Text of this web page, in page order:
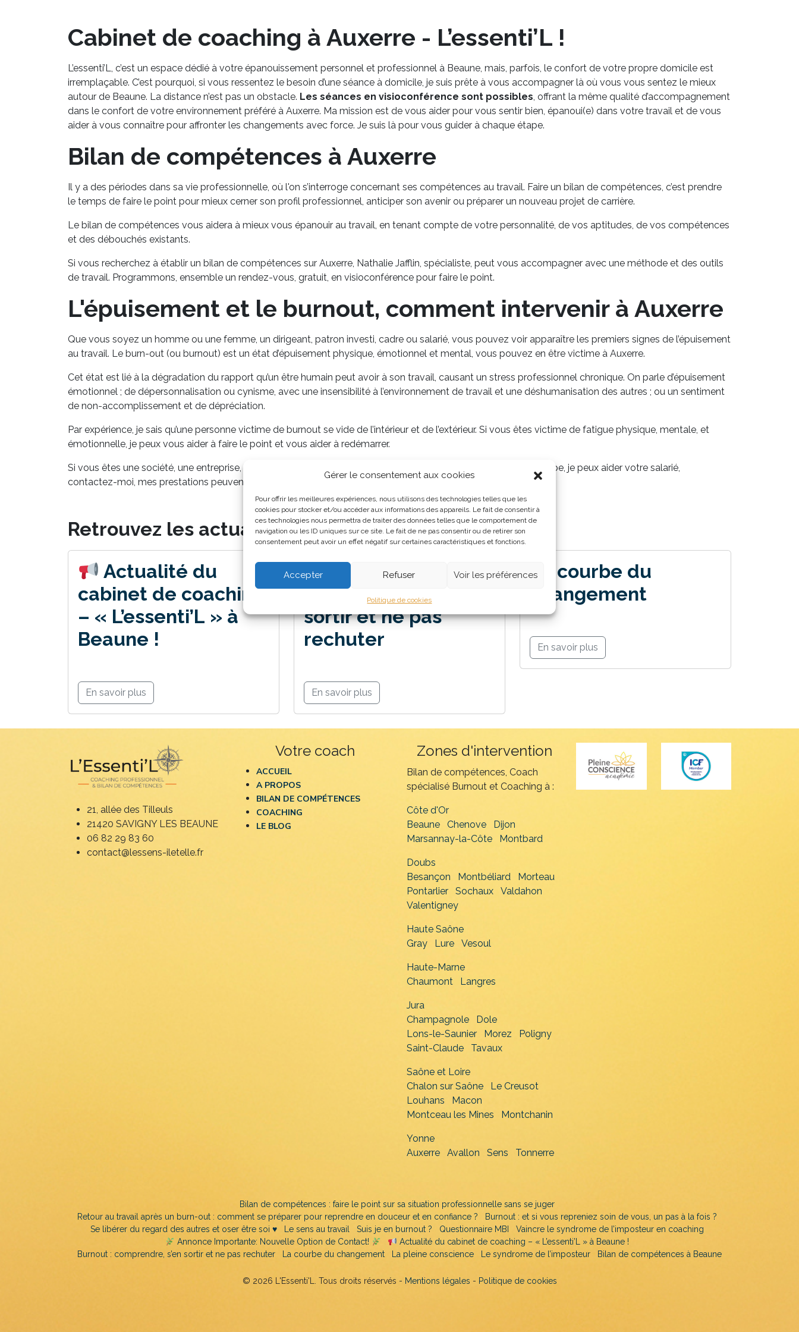
Gérer le consentement aux cookies
Pour offrir les meilleures expériences, nous utilisons des technologies telles que les
cookies pour stocker et/ou accéder aux informations des appareils. Le fait de consentir à
ces technologies nous permettra de traiter des données telles que le comportement de
navigation ou les ID uniques sur ce site. Le fait de ne pas consentir ou de retirer son
consentement peut avoir un effet négatif sur certaines caractéristiques et fonctions.
Accepter Refuser Voir les préférences
Politique de cookies
Cabinet de coaching à Auxerre - L’essenti’L !
L’essenti’L, c’est un espace dédié à votre épanouissement personnel et professionnel à Beaune, mais, parfois, le confort de votre propre domicile est
irremplaçable. C’est pourquoi, si vous ressentez le besoin d’une séance à domicile, je suis prête à vous accompagner là où vous vous sentez le mieux
autour de Beaune. La distance n’est pas un obstacle. Les séances en visioconférence sont possibles, offrant la même qualité d’accompagnement
dans le confort de votre environnement préféré à Auxerre. Ma mission est de vous aider pour vous sentir bien, épanoui(e) dans votre travail et de vous
aider à vous connaître pour affronter les changements avec force. Je suis là pour vous guider à chaque étape.
Bilan de compétences à Auxerre
Il y a des périodes dans sa vie professionnelle, où l'on s’interroge concernant ses compétences au travail. Faire un bilan de compétences, c’est prendre
le temps de faire le point pour mieux cerner son profil professionnel, anticiper son avenir ou préparer un nouveau projet de carrière.
Le bilan de compétences vous aidera à mieux vous épanouir au travail, en tenant compte de votre personnalité, de vos aptitudes, de vos compétences
et des débouchés existants.
Si vous recherchez à établir un bilan de compétences sur Auxerre, Nathalie Jafflin, spécialiste, peut vous accompagner avec une méthode et des outils
de travail. Programmons, ensemble un rendez-vous, gratuit, en visioconférence pour faire le point.
L'épuisement et le burnout, comment intervenir à Auxerre
Que vous soyez un homme ou une femme, un dirigeant, patron investi, cadre ou salarié, vous pouvez voir apparaître les premiers signes de l’épuisement
au travail. Le burn-out (ou burnout) est un état d’épuisement physique, émotionnel et mental, vous pouvez en être victime à Auxerre.
Cet état est lié à la dégradation du rapport qu’un être humain peut avoir à son travail, causant un stress professionnel chronique. On parle d’épuisement
émotionnel ; de dépersonnalisation ou cynisme, avec une insensibilité à l’environnement de travail et une déshumanisation des autres ; ou un sentiment
de non-accomplissement et de dépréciation.
Par expérience, je sais qu’une personne victime de burnout se vide de l’intérieur et de l’extérieur. Si vous êtes victime de fatigue physique, mentale, et
émotionnelle, je peux vous aider à faire le point et vous aider à redémarrer.
Si vous êtes une société, une entreprise, et que vous souhaitez aider un collaborateur, un membre de votre équipe, je peux aider votre salarié,
contactez-moi, mes prestations peuvent se faire via visioconférence à Auxerre.
Retrouvez les actualités du Cabinet L’essenti’L
Actualité du
cabinet de coaching
– « L’essenti’L » à
Beaune !
En savoir plus
Burnout :
comprendre, s’en
sortir et ne pas
rechuter
En savoir plus
La courbe du
changement
En savoir plus
21, allée des Tilleuls
21420 SAVIGNY LES BEAUNE
06 82 29 83 60
contact@lessens-iletelle.fr
Votre coach
ACCUEIL
A PROPOS
BILAN DE COMPÉTENCES
COACHING
LE BLOG
Zones d'intervention
Bilan de compétences, Coach
spécialisé Burnout et Coaching à :
Côte d'Or
Beaune
Chenove
Dijon
Marsannay-la-Côte
Montbard
Doubs
Besançon
Montbéliard
Morteau
Pontarlier
Sochaux
Valdahon
Valentigney
Haute Saône
Gray
Lure Vesoul
Haute-Marne
Chaumont
Langres
Jura
Champagnole
Dole
Lons-le-Saunier
Morez
Poligny
Saint-Claude
Tavaux
Saône et Loire
Chalon sur Saône
Le Creusot
Louhans
Macon
Montceau les Mines
Montchanin
Yonne
Auxerre
Avallon Sens Tonnerre
Bilan de compétences : faire le point sur sa situation professionnelle sans se juger
Retour au travail après un burn-out : comment se préparer pour reprendre en douceur et en confiance ?
Burnout : et si vous repreniez soin de vous, un pas à la fois ?
Se libérer du regard des autres et oser être soi ♥️
Le sens au travail Suis je en burnout ? Questionnaire MBI
Vaincre le syndrome de l’imposteur en coaching
Annonce Importante: Nouvelle Option de Contact!
Actualité du cabinet de coaching – « L’essenti’L » à Beaune !
Burnout : comprendre, s’en sortir et ne pas rechuter
La courbe du changement La pleine conscience Le syndrome de l’imposteur Bilan de compétences à Beaune
© 2026 L'Essenti'L. Tous droits réservés - Mentions légales - Politique de cookies